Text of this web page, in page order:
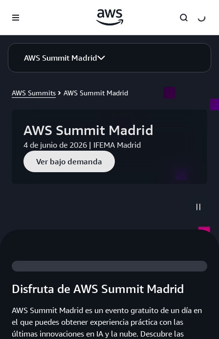
AWS Summit Madrid
AWS Summits AWS Summit Madrid
AWS Summit Madrid
4 de junio de 2026 | IFEMA Madrid
Ver bajo demanda
Disfruta de AWS Summit Madrid
AWS Summit Madrid es un evento gratuito de un día en
el que puedes obtener experiencia práctica con las
últimas innovaciones en IA y la nube. Descubre las